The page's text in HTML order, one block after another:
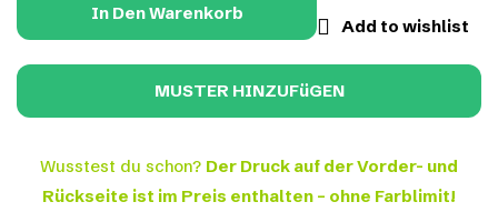
In Den Warenkorb
Add to wishlist
Wusstest du schon? Der Druck auf der Vorder- und
Rückseite ist im Preis enthalten – ohne Farblimit!